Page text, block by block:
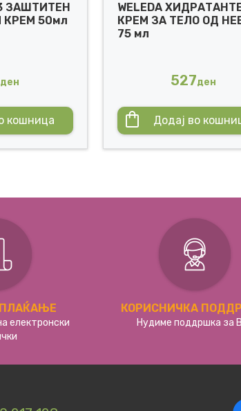
3 ЗАШТИТЕН
50мл
ден
кошница
WELEDA
КРЕМ ЗА ТЕЛО ОД
75 мл
527ден
Додај во
електронски
КОРИСНИЧКА
Нудиме поддршка за